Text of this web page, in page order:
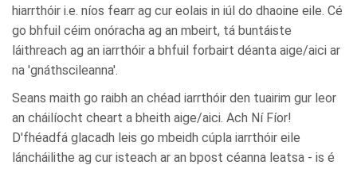
hiarrthóir i.e. níos fearr ag cur eolais in iúl do dhaoine eile. Cé
go bhfuil céim onóracha ag an mbeirt, tá buntáiste
láithreach ag an iarrthóir a bhfuil forbairt déanta aige/aici ar
na 'gnáthscileanna'.
Seans maith go raibh an chéad iarrthóir den tuairim gur leor
an cháilíocht cheart a bheith aige/aici. Ach Ní Fíor!
D'fhéadfá glacadh leis go mbeidh cúpla iarrthóir eile
láncháilithe ag cur isteach ar an bpost céanna leatsa - is é